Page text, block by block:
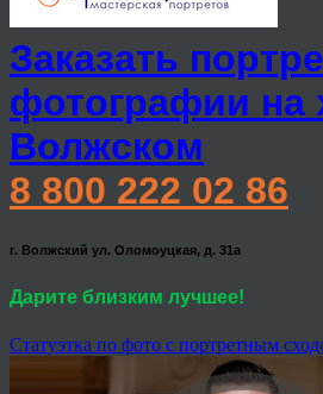
Заказать
фотографии на
Волжском
8 800 222 02 86
г. Волжский ул. Оломоуцкая, д. 31а
Дарите близким лучшее!
Статуэтка по фото с портретным